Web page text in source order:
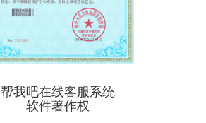
帮我吧在线客服系统
软件著作权